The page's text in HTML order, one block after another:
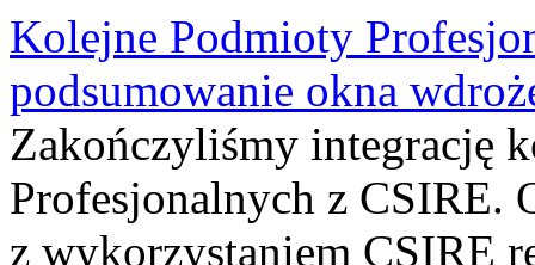
Kolejne Podmioty
podsumowanie okna
Zakończyliśmy integrację
Profesjonalnych z CSIRE.
z wykorzystaniem CSIRE